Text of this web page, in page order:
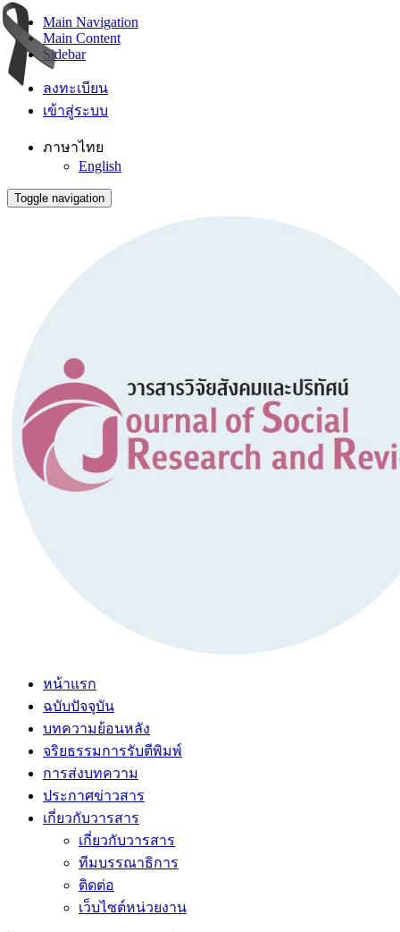
Main Navigation
Main Content
Sidebar
ลงทะเบียน
เข้าสู่ระบบ
ภาษาไทย
English
Toggle navigation
หน้าแรก
ฉบับปัจจุบัน
บทความย้อนหลัง
จริยธรรมการรับตีพิมพ์
การส่งบทความ
ประกาศข่าวสาร
เกี่ยวกับวารสาร
เกี่ยวกับวารสาร
ทีมบรรณาธิการ
ติดต่อ
เว็บไซต์หน่วยงาน